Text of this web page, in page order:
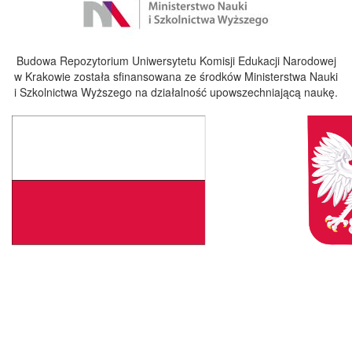
Budowa Repozytorium Uniwersytetu Komisji Edukacji Narodowej
w Krakowie została sfinansowana ze środków Ministerstwa Nauki
i Szkolnictwa Wyższego na działalność upowszechniającą naukę.